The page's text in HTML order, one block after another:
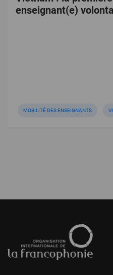
enseignant(e)
MOBILITÉ DES ENSEIGNANTS
page